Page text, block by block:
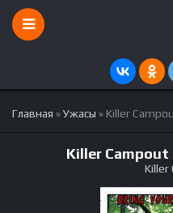
Главная »Ужасы » Killer
Killer Campout
Killer